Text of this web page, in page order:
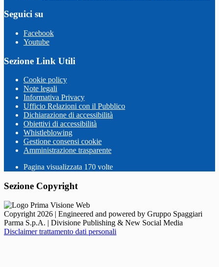
Seguici su
Facebook
Youtube
Sezione Link Utili
Cookie policy
Note legali
Informativa Privacy
Ufficio Relazioni con il Pubblico
Dichiarazione di accessibilità
Obiettivi di accessibilità
Whistleblowing
Gestione consensi cookie
Amministrazione trasparente
Pagina visualizzata 170 volte
Sezione Copyright
Copyright 2026 | Engineered and powered by Gruppo Spaggiari
Parma S.p.A. | Divisione Publishing & New Social Media
Disclaimer trattamento dati personali